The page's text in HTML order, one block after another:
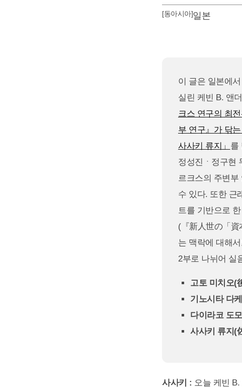
[동아시아]일본
이 글은 일본에
실린 케빈 B. 앤
크스 연구의 최
부 연구』가 닦
사사키 류지」 를
정성진ㆍ정구현
르크스의 주변부
수 있다. 또한 근
트를 기반으로
(『新人世の「資
는 맥락에 대해
2부로 나뉘어 실
고토 미치오(
기노시타 다
다이라코 도
사사키 류지(
사사키 : 오늘 케빈